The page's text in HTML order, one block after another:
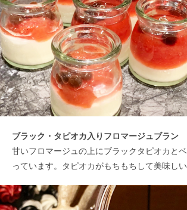
ブラック・タピオカ入りフロマージュブラン
甘いフロマージュの上にブラックタピオカと
っています。タピオカがもちもちして美味しい